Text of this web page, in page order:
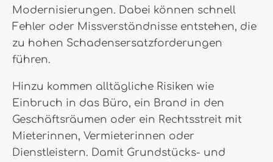
Modernisierungen. Dabei können schnell
Fehler oder Missverständnisse entstehen, die
zu hohen Schadensersatzforderungen
führen.
Hinzu kommen alltägliche Risiken wie
Einbruch in das Büro, ein Brand in den
Geschäftsräumen oder ein Rechtsstreit mit
Mieterinnen, Vermieterinnen oder
Dienstleistern. Damit Grundstücks- und